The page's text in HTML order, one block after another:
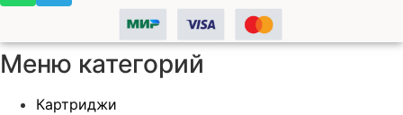
Меню категорий
Картриджи